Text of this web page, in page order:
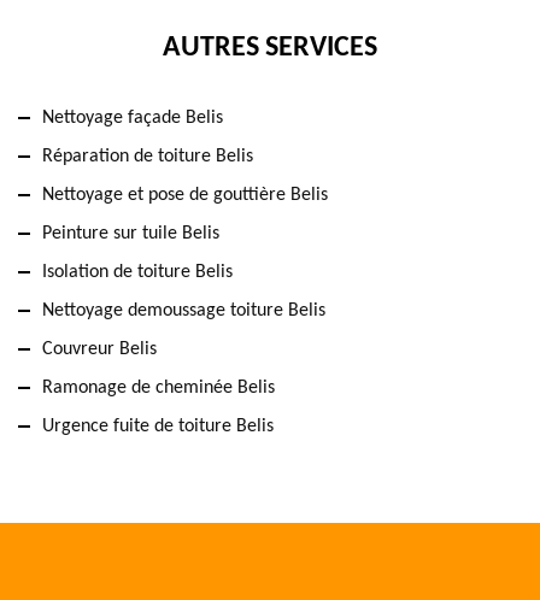
AUTRES SERVICES
Nettoyage façade Belis
Réparation de toiture Belis
Nettoyage et pose de gouttière Belis
Peinture sur tuile Belis
Isolation de toiture Belis
Nettoyage demoussage toiture Belis
Couvreur Belis
Ramonage de cheminée Belis
Urgence fuite de toiture Belis